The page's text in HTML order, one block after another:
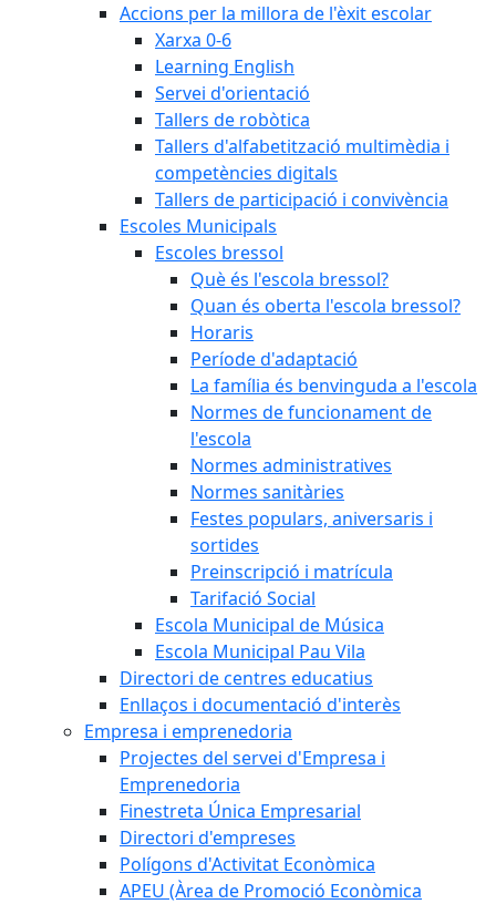
Accions per la millora de l'èxit escolar
Xarxa 0-6
Learning English
Servei d'orientació
Tallers de robòtica
Tallers d'alfabetització multimèdia i
competències digitals
Tallers de participació i convivència
Escoles Municipals
Escoles bressol
Què és l'escola bressol?
Quan és oberta l'escola bressol?
Horaris
Període d'adaptació
La família és benvinguda a l'escola
Normes de funcionament de
l'escola
Normes administratives
Normes sanitàries
Festes populars, aniversaris i
sortides
Preinscripció i matrícula
Tarifació Social
Escola Municipal de Música
Escola Municipal Pau Vila
Directori de centres educatius
Enllaços i documentació d'interès
Empresa i emprenedoria
Projectes del servei d'Empresa i
Emprenedoria
Finestreta Única Empresarial
Directori d'empreses
Polígons d'Activitat Econòmica
APEU (Àrea de Promoció Econòmica